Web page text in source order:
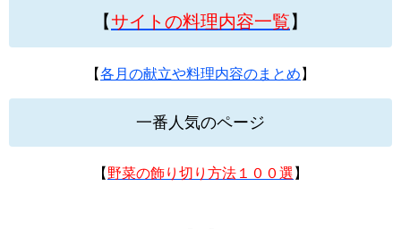
【サイトの料理内容一覧】
【各月の献立や料理内容のまとめ 】
一番人気のページ
【 野菜の飾り切り方法１００選 】